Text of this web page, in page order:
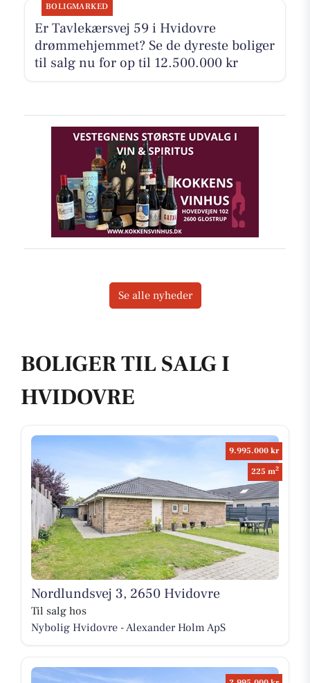
BOLIGMARKED
Er Tavlekærsvej 59 i Hvidovre
drømmehjemmet? Se de dyreste boliger
til salg nu for op til 12.500.000 kr
Se alle nyheder
BOLIGER TIL SALG I
HVIDOVRE
9.995.000 kr
225 m2
Nordlundsvej 3, 2650 Hvidovre
Til salg hos
Nybolig Hvidovre - Alexander Holm ApS